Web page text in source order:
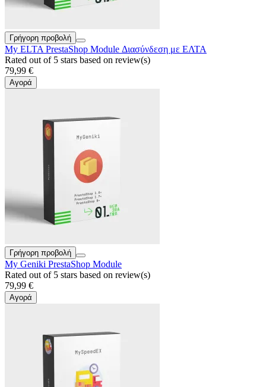
Γρήγορη προβολή
My ELTA PrestaShop Module Διασύνδεση με ΕΛΤΑ
Rated out of 5 stars based on review(s)
79,99 €
Αγορά
Γρήγορη προβολή
My Geniki PrestaShop Module
Rated out of 5 stars based on review(s)
79,99 €
Αγορά